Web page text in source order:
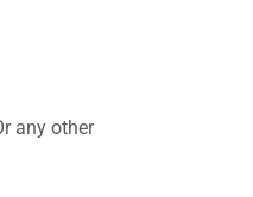
any other